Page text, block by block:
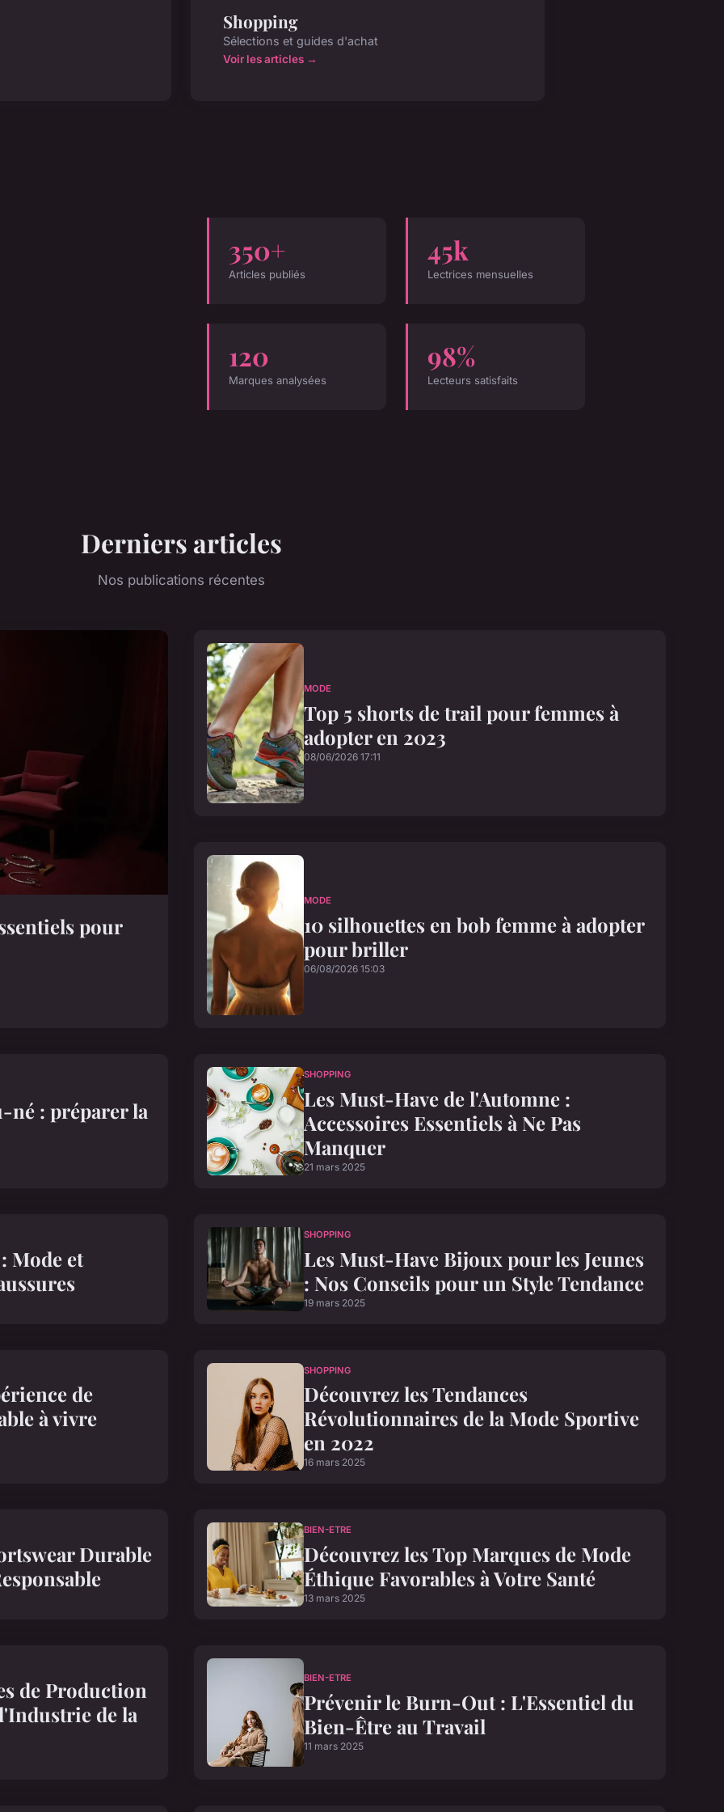
Shopping
Sélections et guides d'achat
Voir les articles →
350+
Articles publiés
45k
Lectrices mensuelles
120
Marques analysées
98%
Lecteurs satisfaits
Derniers articles
Nos publications récentes
pour
MODE
Top 5 shorts de trail pour femmes à
adopter en 2023
08/06/2026 17:11
MODE
10 silhouettes en bob femme à adopter
pour briller
06/08/2026 15:03
né : préparer la
SHOPPING
Les Must-Have de l'Automne :
Accessoires Essentiels à Ne Pas
Manquer
21 mars 2025
Mode et
SHOPPING
Les Must-Have Bijoux pour les Jeunes
: Nos Conseils pour un Style Tendance
19 mars 2025
de
à vivre
SHOPPING
Découvrez les Tendances
Révolutionnaires de la Mode Sportive
en 2022
16 mars 2025
Durable
BIEN-ETRE
Découvrez les Top Marques de Mode
Éthique Favorables à Votre Santé
13 mars 2025
de Production
de la
BIEN-ETRE
Prévenir le Burn-Out : L'Essentiel du
Bien-Être au Travail
11 mars 2025